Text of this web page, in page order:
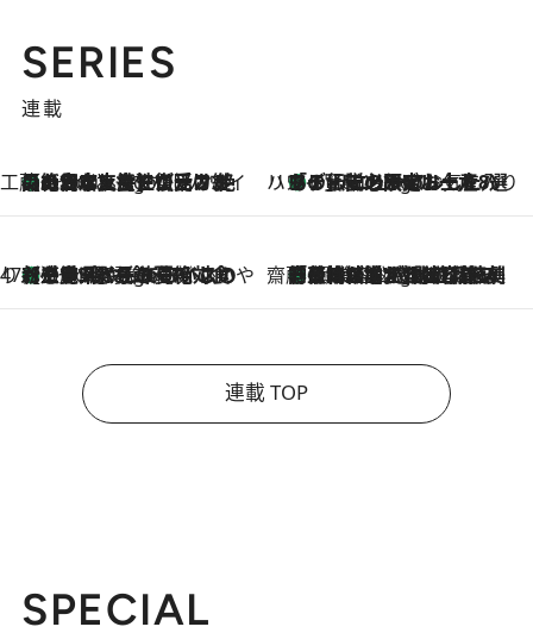
SERIES
連載
工藤まやのおもてなしハワイ
5 Hours Ago
【ハワイ土産】ローカルの絶大な支持で復活！ 絶品の幻クッキー《元ファンの日本人女性が受け継いだ名店》 ハワイ賢者 リサのお気に入りリスト5 Hours Ago
あの伝説の限定トートも！ リニューアルした「ディーン＆デルーカ ハワイ」で必須のお土産8選
47都道府県の手みやげ ひんやりスイーツで夏を満喫
5 Hours Ago
【三重県】この夏絶対食べたい 冷やしておいしいおやつ3選 お餅×アイスの新感覚スイーツ 齋藤 薫 美容脳ルネサンス
5 Hours Ago
「荷物が増えるほど旅ストレスは増す」美容ジャーナリストがたどり着いた最終結論。“化粧品を劇的に減らす”感動の凝縮美容とは
連載 TOP
SPECIAL